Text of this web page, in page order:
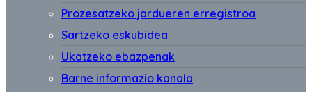
Prozesatzeko jardueren erregistroa
Sartzeko eskubidea
Ukatzeko ebazpenak
Barne informazio kanala